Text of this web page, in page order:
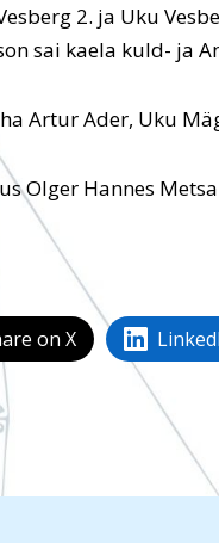
2. ja Uku
sai kaela kuld- ja
Artur Ader, Uku
Olger Hannes
on X